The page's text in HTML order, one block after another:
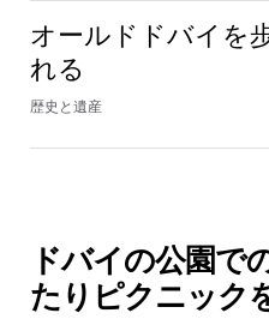
オールドドバイを
れる
歴史と遺産
ドバイの公園で
たりピクニック